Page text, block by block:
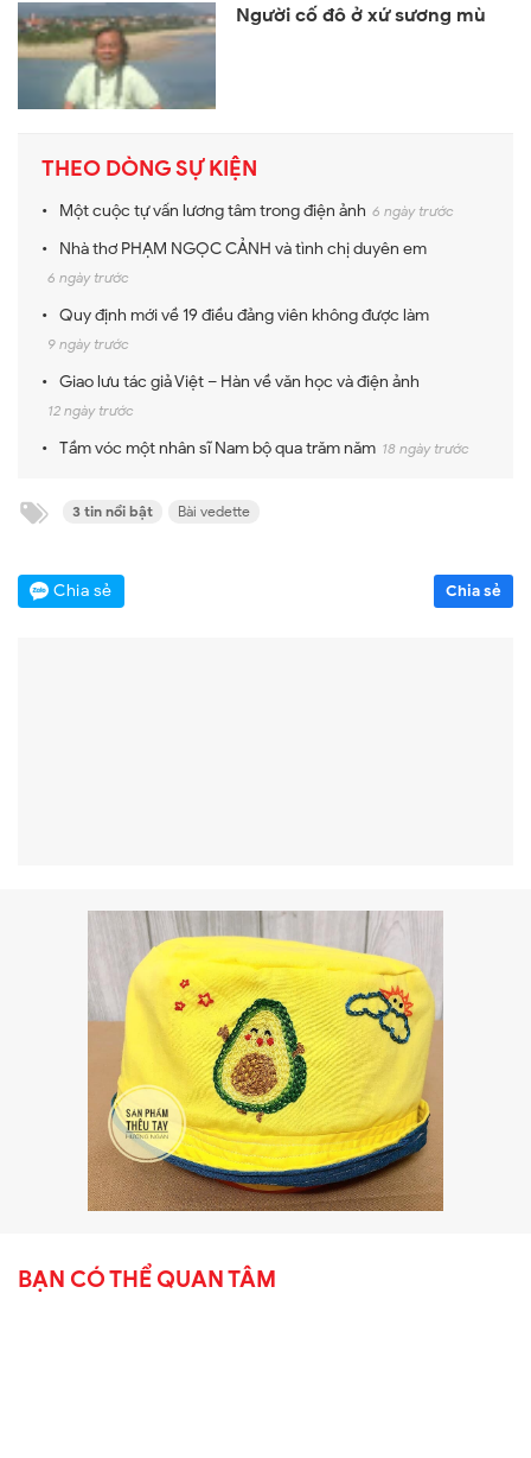
Người cố đô ở xứ sương mù
THEO DÒNG SỰ KIỆN
Một cuộc tự vấn lương tâm trong điện ảnh 6 ngày trước
Nhà thơ PHẠM NGỌC CẢNH và tình chị duyên em
6 ngày trước
Quy định mới về 19 điều đảng viên không được làm
9 ngày trước
Giao lưu tác giả Việt – Hàn về văn học và điện ảnh
12 ngày trước
Tầm vóc một nhân sĩ Nam bộ qua trăm năm 18 ngày trước
3 tin nổi bật Bài vedette
Chia sẻ Chia sẻ
BẠN CÓ THỂ QUAN TÂM